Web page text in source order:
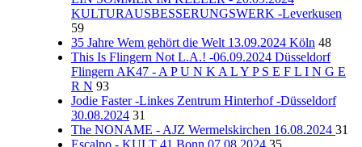
KULTURAUSBESSERUNGSWERK -Leverkusen
59
35 Jahre Wem gehört die Welt 13.09.2024 Köln 48
This Is Flingern Not L.A.! -06.09.2024 Düsseldorf
Flingern AK47 - A P U N K A L Y P S E F L I N G E
R N 93
Jodie Faster -Linkes Zentrum Hinterhof -Düsseldorf
30.08.2024 31
The NONAME - AJZ Wermelskirchen 16.08.2024 31
Escalpo - KULT 41 Bonn 07.08.2024 35